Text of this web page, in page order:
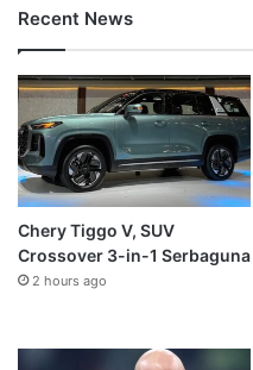
Recent News
Chery Tiggo V, SUV
Crossover 3-in-1 Serbaguna
2 hours ago